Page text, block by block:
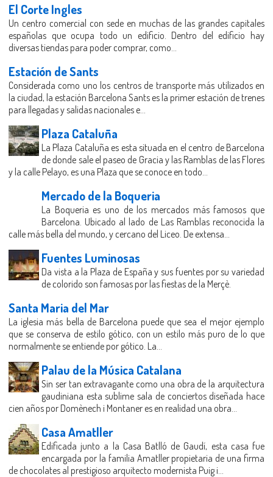
El Corte Ingles
Un centro comercial con sede en muchas de las grandes capitales
españolas que ocupa todo un edificio. Dentro del edificio hay
diversas tiendas para poder comprar, como...
Estación de Sants
Considerada como uno los centros de transporte más utilizados en
la ciudad, la estación Barcelona Sants es la primer estación de trenes
para llegadas y salidas nacionales e...
Plaza Cataluña
La Plaza Cataluña es esta situada en el centro de Barcelona
de donde sale el paseo de Gracia y las Ramblas de las Flores
y la calle Pelayo, es una Plaza que se conoce en todo...
Mercado de la Boqueria
La Boqueria es uno de los mercados más famosos que
Barcelona. Ubicado al lado de Las Ramblas reconocida la
calle más bella del mundo, y cercano del Liceo. De extensa...
Fuentes Luminosas
Da vista a la Plaza de España y sus fuentes por su variedad
de colorido son famosas por las fiestas de la Merçè.
Santa Maria del Mar
La iglesia más bella de Barcelona puede que sea el mejor ejemplo
que se conserva de estilo gótico, con un estilo más puro de lo que
normalmente se entiende por gótico. La...
Palau de la Música Catalana
Sin ser tan extravagante como una obra de la arquitectura
gaudiniana esta sublime sala de conciertos diseñada hace
cien años por Domènech i Montaner es en realidad una obra...
Casa Amatller
Edificada junto a la Casa Batlló de Gaudí, esta casa fue
encargada por la familia Amatller propietaria de una firma
de chocolates al prestigioso arquitecto modernista Puig i...